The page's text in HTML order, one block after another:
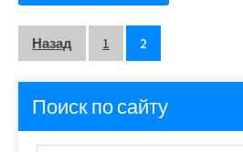
Пагинация
записей
Назад 1 2
Поиск по сайту